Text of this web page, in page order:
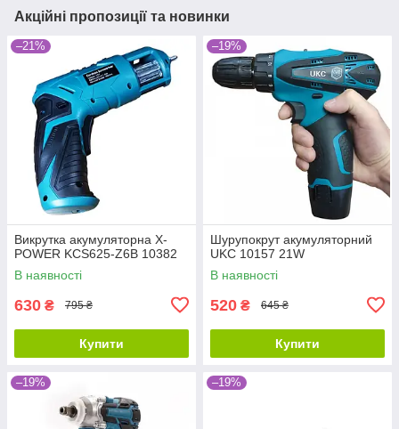
Акційні пропозиції та новинки
–21%
Викрутка акумуляторна X-
POWER KCS625-Z6B 10382
В наявності
630 ₴ 795 ₴
Купити
–19%
Шурупокрут акумуляторний
UKC 10157 21W
В наявності
520 ₴ 645 ₴
Купити
–19% –19%